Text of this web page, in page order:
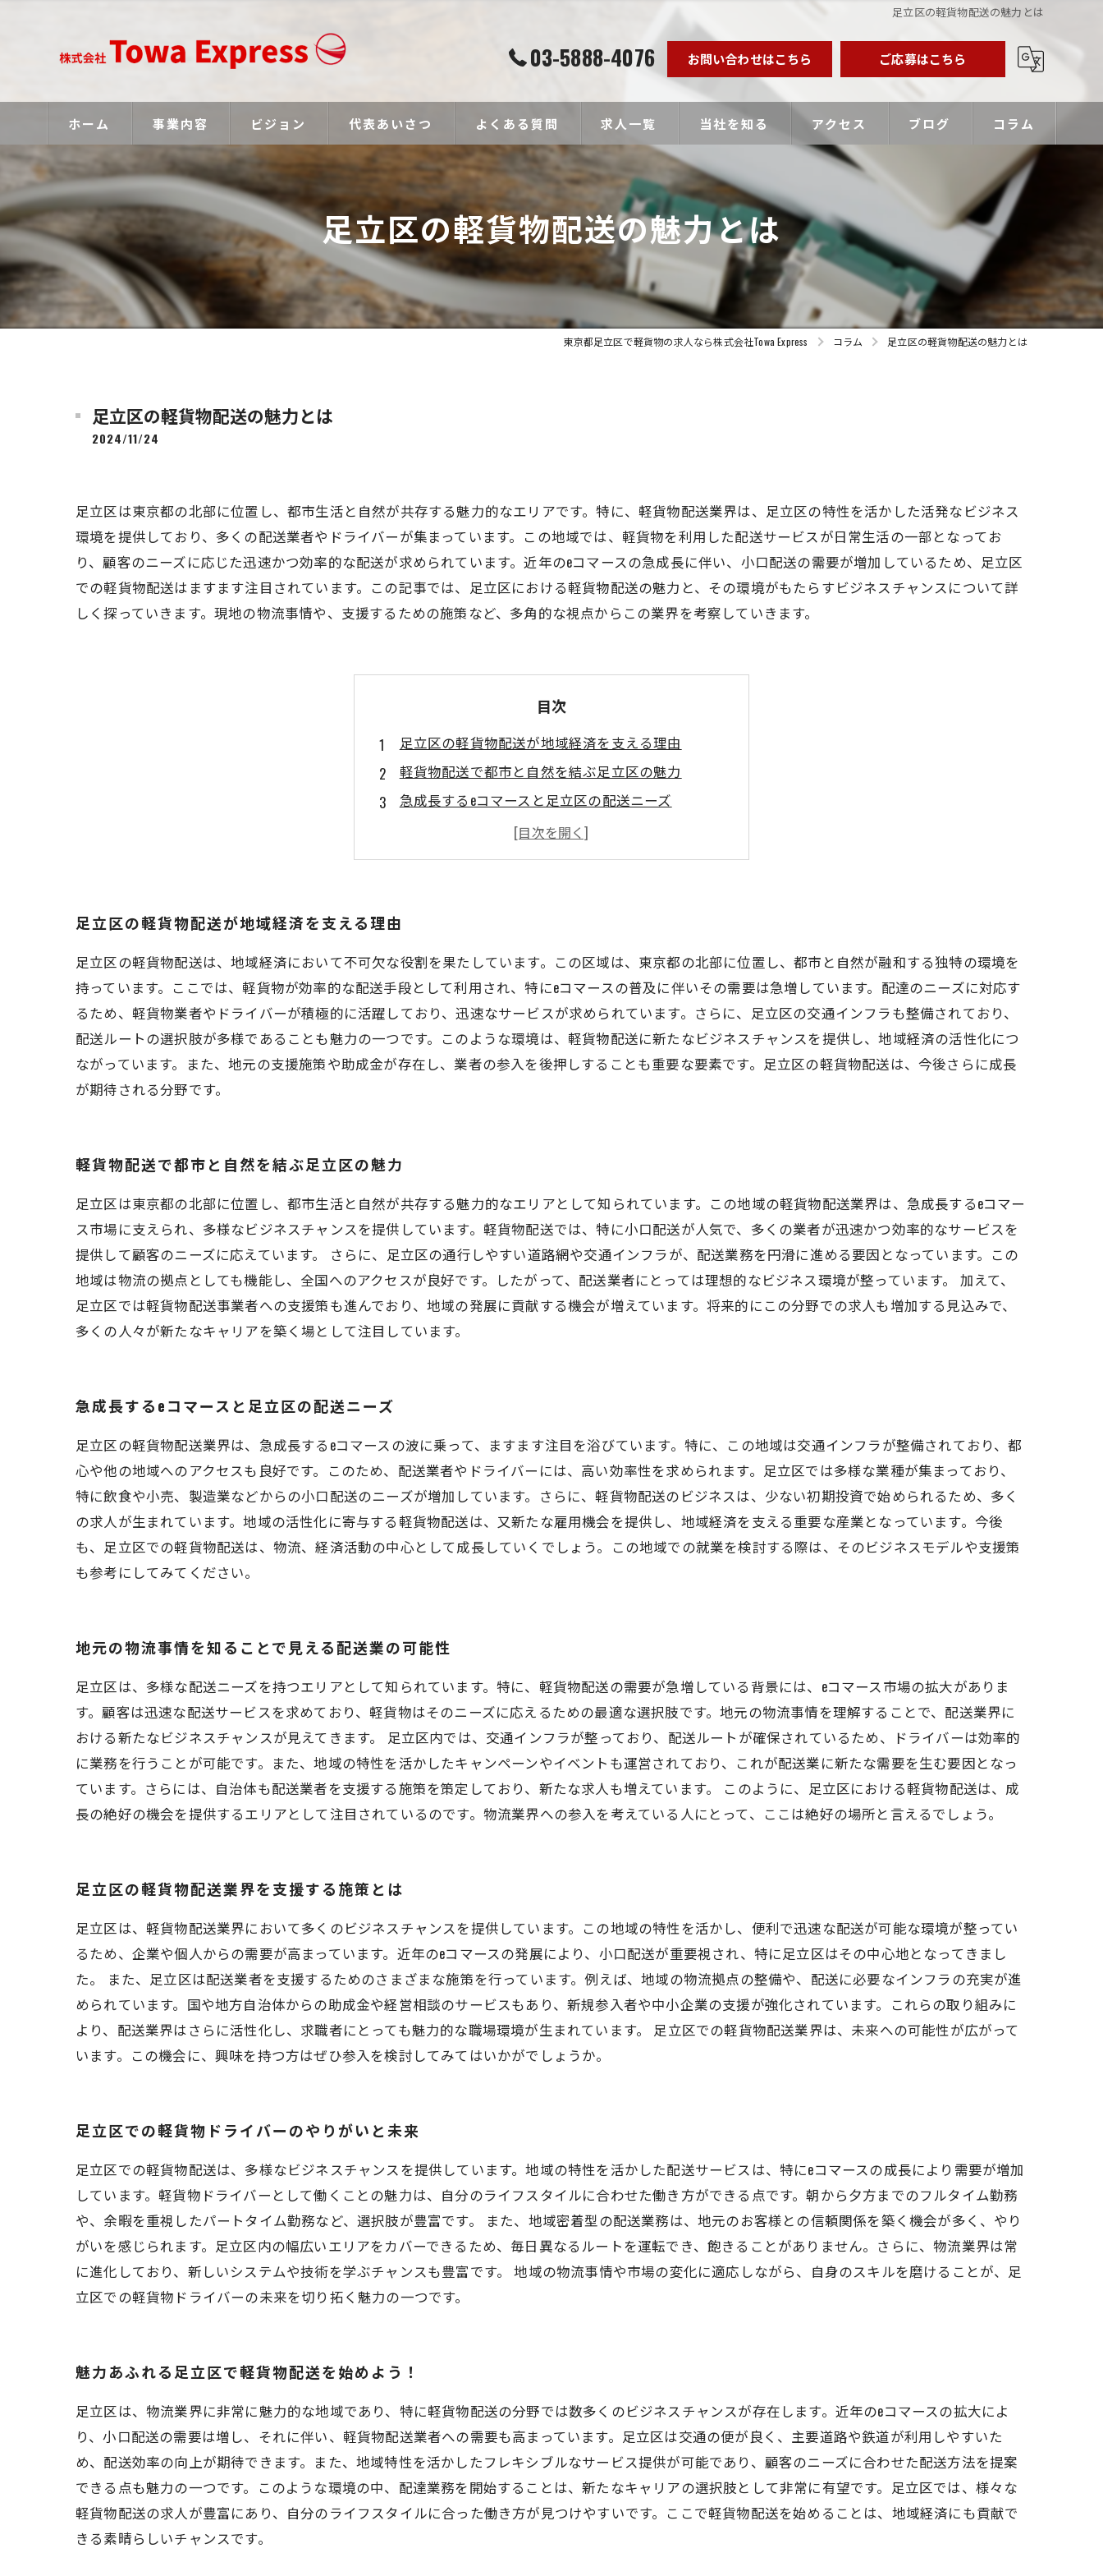
足立区の軽貨物配送の魅力とは
03-5888-4076 お問い合わせはこちら ご応募はこちら
ホーム 事業内容 ビジョン 代表あいさつ よくある質問 求人一覧 当社を知る
個人事業主
ドライバー
未経験
経験者優遇
高収入
アクセス ブログ コラム
足立区の軽貨物配送の魅力とは
東京都足立区で軽貨物の求人なら株式会社Towa Express コラム 足立区の軽貨物配送の魅力とは
足立区の軽貨物配送の魅力とは
2024/11/24
足立区は東京都の北部に位置し、都市生活と自然が共存する魅力的なエリアです。特に、軽貨物配送業界は、足立区の特性を活かした活発なビジネス
環境を提供しており、多くの配送業者やドライバーが集まっています。この地域では、軽貨物を利用した配送サービスが日常生活の一部となってお
り、顧客のニーズに応じた迅速かつ効率的な配送が求められています。近年のeコマースの急成長に伴い、小口配送の需要が増加しているため、足立区
での軽貨物配送はますます注目されています。この記事では、足立区における軽貨物配送の魅力と、その環境がもたらすビジネスチャンスについて詳
しく探っていきます。現地の物流事情や、支援するための施策など、多角的な視点からこの業界を考察していきます。
目次
足立区の軽貨物配送が地域経済を支える理由
軽貨物配送で都市と自然を結ぶ足立区の魅力
急成長するeコマースと足立区の配送ニーズ
地元の物流事情を知ることで見える配送業の可能性
足立区の軽貨物配送業界を支援する施策とは
魅力あふれる足立区で軽貨物配送を始めよう！
足立区の軽貨物配送が地域経済を支える理由
足立区の軽貨物配送は、地域経済において不可欠な役割を果たしています。この区域は、東京都の北部に位置し、都市と自然が融和する独特の環境を
持っています。ここでは、軽貨物が効率的な配送手段として利用され、特にeコマースの普及に伴いその需要は急増しています。配達のニーズに対応す
るため、軽貨物業者やドライバーが積極的に活躍しており、迅速なサービスが求められています。さらに、足立区の交通インフラも整備されており、
配送ルートの選択肢が多様であることも魅力の一つです。このような環境は、軽貨物配送に新たなビジネスチャンスを提供し、地域経済の活性化につ
ながっています。また、地元の支援施策や助成金が存在し、業者の参入を後押しすることも重要な要素です。足立区の軽貨物配送は、今後さらに成長
が期待される分野です。
軽貨物配送で都市と自然を結ぶ足立区の魅力
足立区は東京都の北部に位置し、都市生活と自然が共存する魅力的なエリアとして知られています。この地域の軽貨物配送業界は、急成長するeコマー
ス市場に支えられ、多様なビジネスチャンスを提供しています。軽貨物配送では、特に小口配送が人気で、多くの業者が迅速かつ効率的なサービスを
提供して顧客のニーズに応えています。 さらに、足立区の通行しやすい道路網や交通インフラが、配送業務を円滑に進める要因となっています。この
地域は物流の拠点としても機能し、全国へのアクセスが良好です。したがって、配送業者にとっては理想的なビジネス環境が整っています。 加えて、
足立区では軽貨物配送事業者への支援策も進んでおり、地域の発展に貢献する機会が増えています。将来的にこの分野での求人も増加する見込みで、
多くの人々が新たなキャリアを築く場として注目しています。
急成長するeコマースと足立区の配送ニーズ
足立区の軽貨物配送業界は、急成長するeコマースの波に乗って、ますます注目を浴びています。特に、この地域は交通インフラが整備されており、都
心や他の地域へのアクセスも良好です。このため、配送業者やドライバーには、高い効率性を求められます。足立区では多様な業種が集まっており、
特に飲食や小売、製造業などからの小口配送のニーズが増加しています。さらに、軽貨物配送のビジネスは、少ない初期投資で始められるため、多く
の求人が生まれています。地域の活性化に寄与する軽貨物配送は、又新たな雇用機会を提供し、地域経済を支える重要な産業となっています。今後
も、足立区での軽貨物配送は、物流、経済活動の中心として成長していくでしょう。この地域での就業を検討する際は、そのビジネスモデルや支援策
も参考にしてみてください。
地元の物流事情を知ることで見える配送業の可能性
足立区は、多様な配送ニーズを持つエリアとして知られています。特に、軽貨物配送の需要が急増している背景には、eコマース市場の拡大がありま
す。顧客は迅速な配送サービスを求めており、軽貨物はそのニーズに応えるための最適な選択肢です。地元の物流事情を理解することで、配送業界に
おける新たなビジネスチャンスが見えてきます。 足立区内では、交通インフラが整っており、配送ルートが確保されているため、ドライバーは効率的
に業務を行うことが可能です。また、地域の特性を活かしたキャンペーンやイベントも運営されており、これが配送業に新たな需要を生む要因となっ
ています。さらには、自治体も配送業者を支援する施策を策定しており、新たな求人も増えています。 このように、足立区における軽貨物配送は、成
長の絶好の機会を提供するエリアとして注目されているのです。物流業界への参入を考えている人にとって、ここは絶好の場所と言えるでしょう。
足立区の軽貨物配送業界を支援する施策とは
足立区は、軽貨物配送業界において多くのビジネスチャンスを提供しています。この地域の特性を活かし、便利で迅速な配送が可能な環境が整ってい
るため、企業や個人からの需要が高まっています。近年のeコマースの発展により、小口配送が重要視され、特に足立区はその中心地となってきまし
た。 また、足立区は配送業者を支援するためのさまざまな施策を行っています。例えば、地域の物流拠点の整備や、配送に必要なインフラの充実が進
められています。国や地方自治体からの助成金や経営相談のサービスもあり、新規参入者や中小企業の支援が強化されています。これらの取り組みに
より、配送業界はさらに活性化し、求職者にとっても魅力的な職場環境が生まれています。 足立区での軽貨物配送業界は、未来への可能性が広がって
います。この機会に、興味を持つ方はぜひ参入を検討してみてはいかがでしょうか。
足立区での軽貨物ドライバーのやりがいと未来
足立区での軽貨物配送は、多様なビジネスチャンスを提供しています。地域の特性を活かした配送サービスは、特にeコマースの成長により需要が増加
しています。軽貨物ドライバーとして働くことの魅力は、自分のライフスタイルに合わせた働き方ができる点です。朝から夕方までのフルタイム勤務
や、余暇を重視したパートタイム勤務など、選択肢が豊富です。 また、地域密着型の配送業務は、地元のお客様との信頼関係を築く機会が多く、やり
がいを感じられます。足立区内の幅広いエリアをカバーできるため、毎日異なるルートを運転でき、飽きることがありません。さらに、物流業界は常
に進化しており、新しいシステムや技術を学ぶチャンスも豊富です。 地域の物流事情や市場の変化に適応しながら、自身のスキルを磨けることが、足
立区での軽貨物ドライバーの未来を切り拓く魅力の一つです。
魅力あふれる足立区で軽貨物配送を始めよう！
足立区は、物流業界に非常に魅力的な地域であり、特に軽貨物配送の分野では数多くのビジネスチャンスが存在します。近年のeコマースの拡大によ
り、小口配送の需要は増し、それに伴い、軽貨物配送業者への需要も高まっています。足立区は交通の便が良く、主要道路や鉄道が利用しやすいた
め、配送効率の向上が期待できます。また、地域特性を活かしたフレキシブルなサービス提供が可能であり、顧客のニーズに合わせた配送方法を提案
できる点も魅力の一つです。このような環境の中、配達業務を開始することは、新たなキャリアの選択肢として非常に有望です。足立区では、様々な
軽貨物配送の求人が豊富にあり、自分のライフスタイルに合った働き方が見つけやすいです。ここで軽貨物配送を始めることは、地域経済にも貢献で
きる素晴らしいチャンスです。